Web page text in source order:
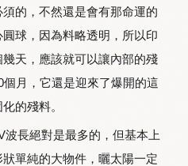
的，不然還是會有那命運的
球，因為料略透明，所以印
天，應該就可以讓內部的殘
月，它還是迎來了爆開的這
的殘料。
長絕對是最多的，但基本上
單純的大物件，曬太陽一定